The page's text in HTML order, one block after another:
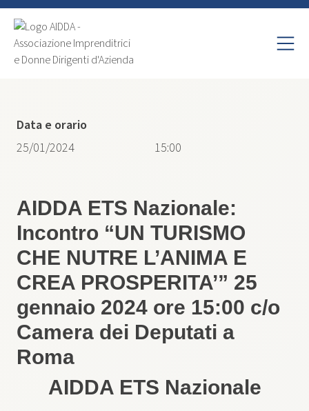
AIDDA ETS Nazionale:
Incontro “UN TURISMO
CHE NUTRE L’ANIMA E
CREA PROSPERITA’” 25
gennaio 2024 ore 15:00 c/o
Camera dei Deputati a
Roma
AIDDA ETS Nazionale
Data e orario
25/01/2024
15:00